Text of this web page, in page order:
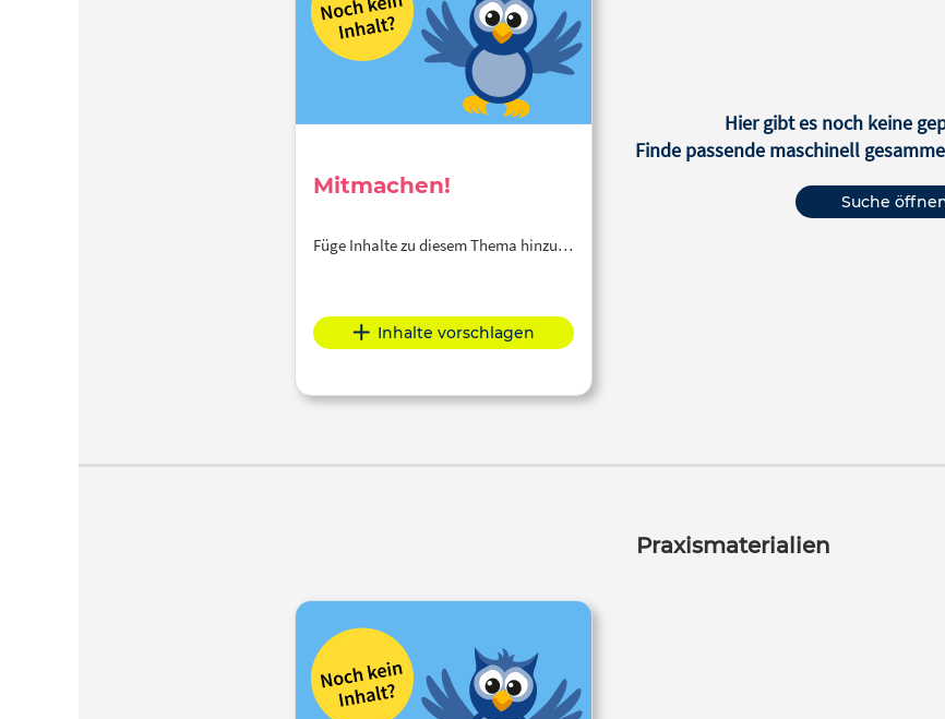
daran zu Denken, dass dieser
Augenblick bald wieder vorbei ist.
Klingt vielleicht alles etwas
kompliziert, aber keine Sorge: Glück
kann gelernt werden!
Mitmachen!
Füge Inhalte zu diesem Thema hinzu…
Inhalte vorschlagen
Hier gibt es noch keine
Finde passende maschinell
Suche
Praxismaterialien